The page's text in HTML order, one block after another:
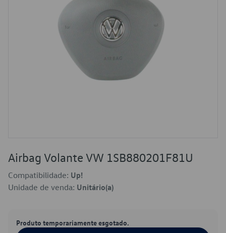
Airbag Volante VW 1SB880201F81U
Compatibilidade: Up!
Unidade de venda: Unitário(a)
Produto temporariamente esgotado.